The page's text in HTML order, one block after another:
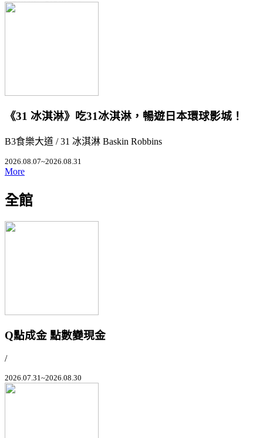
《31 冰淇淋》吃31冰淇淋，暢遊日本環球影城！
B3食樂大道 / 31 冰淇淋 Baskin Robbins
2026.08.07~2026.08.31
More
全館
Q點成金 點數變現金
/
2026.07.31~2026.08.30